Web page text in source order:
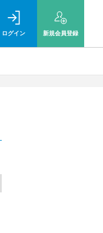
ログイン 新規会員登録